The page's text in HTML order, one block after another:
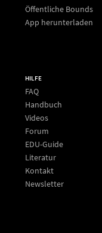
Öffentliche Bounds
App herunterladen
HILFE
FAQ
Handbuch
Videos
Forum
EDU-Guide
Literatur
Kontakt
Newsletter